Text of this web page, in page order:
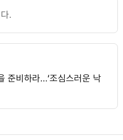
.
준비하라…‘조심스러운 낙